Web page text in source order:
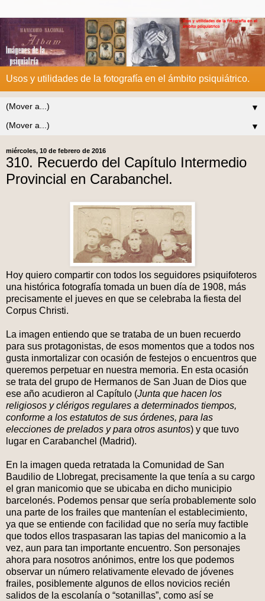
Usos y utilidades de la fotografía en el ámbito psiquiátrico.
▼
▼
miércoles, 10 de febrero de 2016
310. Recuerdo del Capítulo Intermedio
Provincial en Carabanchel.
Hoy quiero compartir con todos los seguidores psiquifoteros
una histórica fotografía tomada un buen día de 1908, más
precisamente el jueves en que se celebraba la fiesta del
Corpus Christi.
La imagen entiendo que se trataba de un buen recuerdo
para sus protagonistas, de esos momentos que a todos nos
gusta inmortalizar con ocasión de festejos o encuentros que
queremos perpetuar en nuestra memoria. En esta ocasión
se trata del grupo de Hermanos de San Juan de Dios que
ese año acudieron al Capítulo (Junta que hacen los
religiosos y clérigos regulares a determinados tiempos,
conforme a los estatutos de sus órdenes, para las
elecciones de prelados y para otros asuntos) y que tuvo
lugar en Carabanchel (Madrid).
En la imagen queda retratada la Comunidad de San
Baudilio de Llobregat, precisamente la que tenía a su cargo
el gran manicomio que se ubicaba en dicho municipio
barcelonés. Podemos pensar que sería probablemente solo
una parte de los frailes que mantenían el establecimiento,
ya que se entiende con facilidad que no sería muy factible
que todos ellos traspasaran las tapias del manicomio a la
vez, aun para tan importante encuentro. Son personajes
ahora para nosotros anónimos, entre los que podemos
observar un número relativamente elevado de jóvenes
frailes, posiblemente algunos de ellos novicios recién
salidos de la escolanía o “sotanillas”, como así se